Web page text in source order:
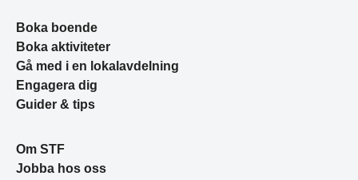
Boka boende
Boka aktiviteter
Gå med i en lokalavdelning
Engagera dig
Guider & tips
Om STF
Jobba hos oss